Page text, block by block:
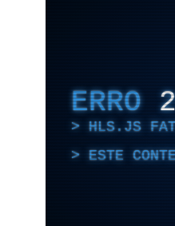
ERRO
HLS.JS
ESTE